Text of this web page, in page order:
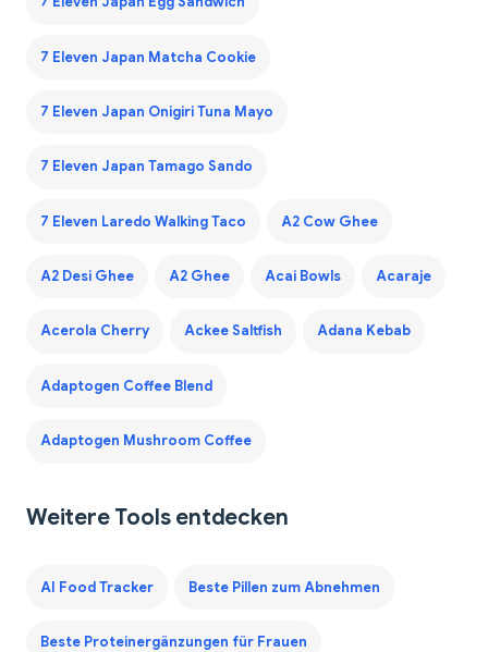
7 Eleven Japan Matcha Cookie
7 Eleven Japan Onigiri Tuna Mayo
7 Eleven Japan Tamago Sando
7 Eleven Laredo Walking Taco A2 Cow Ghee
A2 Desi Ghee A2 Ghee Acai Bowls Acaraje
Acerola Cherry Ackee Saltfish Adana Kebab
Adaptogen Coffee Blend
Adaptogen Mushroom Coffee
Weitere Tools entdecken
AI Food Tracker Beste Pillen zum Abnehmen
Beste Proteinergänzungen für Frauen